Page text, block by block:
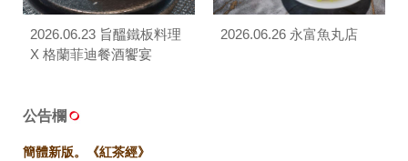
2026.06.23 旨醞鐵板料理
X 格蘭菲迪餐酒饗宴
2026.06.26 永富魚丸店
公告欄
簡體新版。《紅茶經》